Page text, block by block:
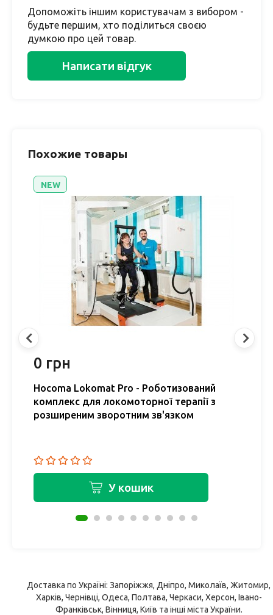
Допоможіть іншим користувачам з вибором -
будьте першим, хто поділиться своєю
думкою про цей товар.
Написати відгук
Похожие товары
NEW
0 грн
Hocoma Lokomat Pro - Роботизований
комплекс для локомоторної терапії з
розширеним зворотним зв'язком
У кошик
Доставка по Україні: Запоріжжя, Дніпро, Миколаїв, Житомир,
Харків, Чернівці, Одеса, Полтава, Черкаси, Херсон, Івано-
Франківськ, Вінниця, Київ та інші міста України.